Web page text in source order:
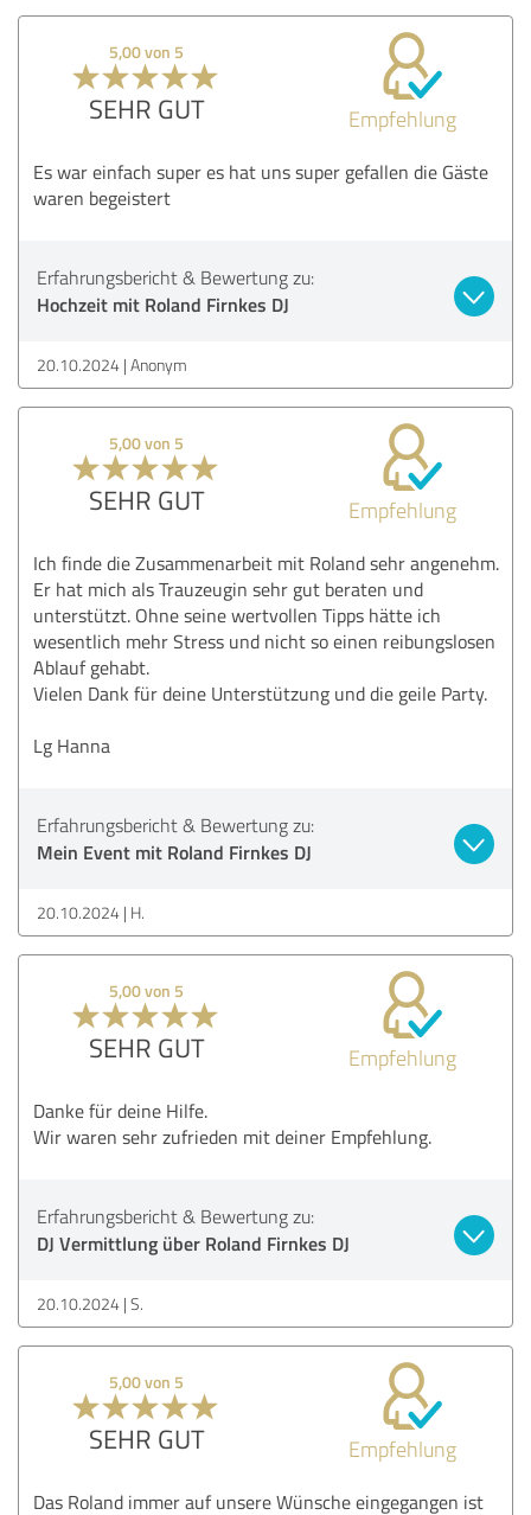
5,00 von 5
SEHR GUT Empfehlung
Es war einfach super es hat uns super gefallen die Gäste
waren begeistert
Erfahrungsbericht & Bewertung zu:
Hochzeit mit Roland Firnkes DJ
20.10.2024 Anonym
5,00 von 5
SEHR GUT Empfehlung
Ich finde die Zusammenarbeit mit Roland sehr angenehm.
Er hat mich als Trauzeugin sehr gut beraten und
unterstützt. Ohne seine wertvollen Tipps hätte ich
wesentlich mehr Stress und nicht so einen reibungslosen
Ablauf gehabt.
Vielen Dank für deine Unterstützung und die geile Party.
Lg Hanna
Erfahrungsbericht & Bewertung zu:
Mein Event mit Roland Firnkes DJ
20.10.2024 H.
5,00 von 5
SEHR GUT Empfehlung
Danke für deine Hilfe.
Wir waren sehr zufrieden mit deiner Empfehlung.
Erfahrungsbericht & Bewertung zu:
DJ Vermittlung über Roland Firnkes DJ
20.10.2024 S.
5,00 von 5
SEHR GUT Empfehlung
Das Roland immer auf unsere Wünsche eingegangen ist